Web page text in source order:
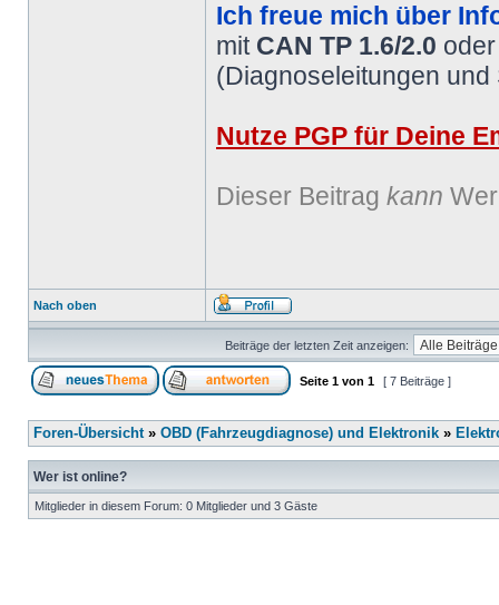
Ich freue mich über
mit CAN TP 1.6/2.0
(Diagnoseleitungen
Nutze PGP für Deine
Dieser Beitrag kann
Nach oben
Beiträge der letzten Zeit anzeigen:
Seite 1 von 1 [ 7 Beiträge ]
Foren-Übersicht» OBD (Fahrzeugdiagnose) und Elektronik »
Wer ist online?
Mitglieder in diesem Forum: 0 Mitglieder und 3 Gäste